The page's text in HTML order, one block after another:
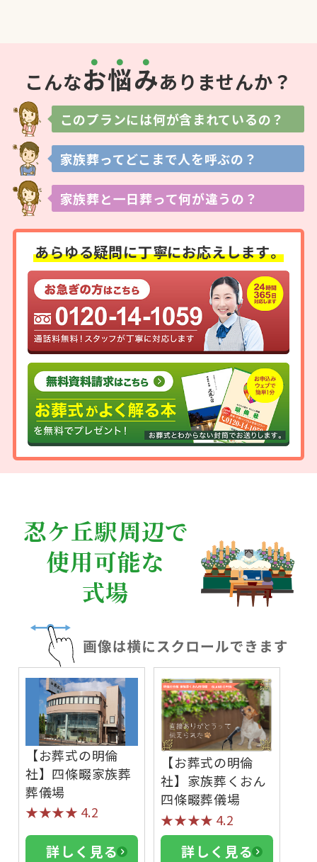
こんなお悩みありませんか？
このプランには何が含まれているの？
家族葬ってどこまで人を呼ぶの？
家族葬と一日葬って何が違うの？
あらゆる疑問に丁寧にお応えします。
忍ケ丘駅周辺で
使用可能な
式場
【お葬式の明倫
社】四條畷家族葬
葬儀場
★★★★ 4.2
詳しく見る
【お葬式の明倫
社】家族葬くおん
四條畷葬儀場
★★★★ 4.2
詳しく見る